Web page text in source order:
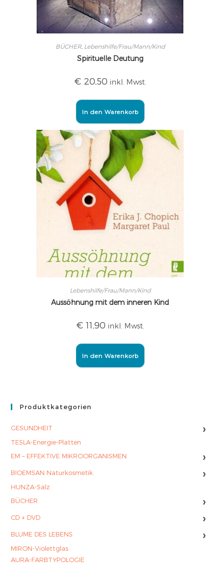
BÜCHER, Lebenshilfe/Frau/Mann/Kind
Spirituelle Deutung
€ 20,50 inkl. Mwst.
In den Warenkorb
Lebenshilfe/Frau/Mann/Kind
Aussöhnung mit dem inneren Kind
€ 11,90 inkl. Mwst.
In den Warenkorb
Produktkategorien
GESUNDHEIT ›
TESLA-Energie-Platten
EM – EFFEKTIVE MIKROORGANISMEN
›
BIOEMSAN Naturkosmetik ›
HUNZA-Salz
BÜCHER
›
CD + DVD ›
BLUME DES LEBENS ›
MIRON-Violettglas
AURA-FARBTYPOLOGIE